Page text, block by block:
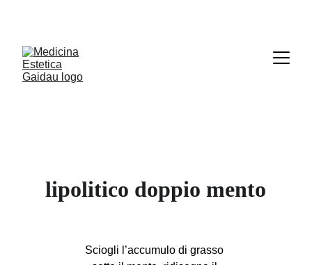
lipolitico doppio mento
Sciogli l’accumulo di grasso